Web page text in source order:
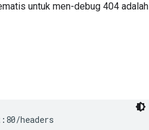
untuk men-debug 404 adalah
headers